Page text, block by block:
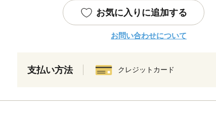
お気に入りに追加する
お問い合わせについて
支払い方法 クレジットカード